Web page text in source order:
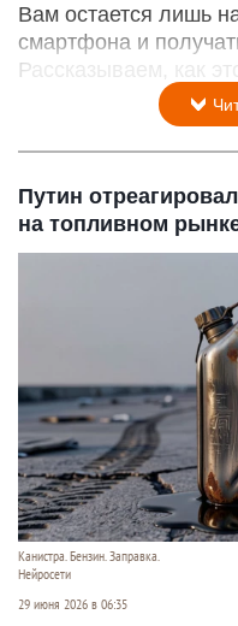
Вам остается лишь
смартфона и
Рассказываем, как
Путин
на топливном
Канистра. Бензин. Заправка.
Нейросети
29 июня 2026 в 06:35